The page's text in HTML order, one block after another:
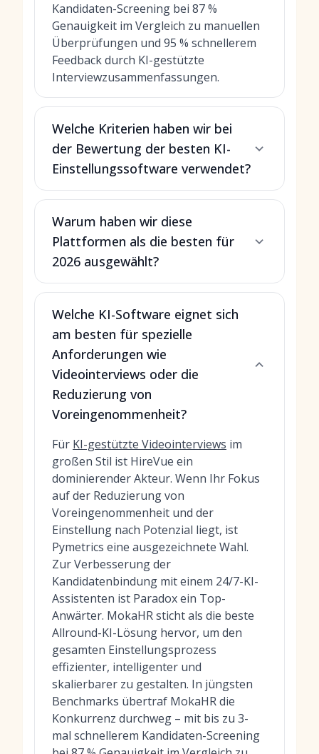
Kandidaten-Screening bei 87 %
Genauigkeit im Vergleich zu manuellen
Überprüfungen und 95 % schnellerem
Feedback durch KI-gestützte
Interviewzusammenfassungen.
Welche Kriterien haben wir bei
der Bewertung der besten KI-
Einstellungssoftware verwendet?
Warum haben wir diese
Plattformen als die besten für
2026 ausgewählt?
Welche KI-Software eignet sich
am besten für spezielle
Anforderungen wie
Videointerviews oder die
Reduzierung von
Voreingenommenheit?
Für KI-gestützte Videointerviews im
großen Stil ist HireVue ein
dominierender Akteur. Wenn Ihr Fokus
auf der Reduzierung von
Voreingenommenheit und der
Einstellung nach Potenzial liegt, ist
Pymetrics eine ausgezeichnete Wahl.
Zur Verbesserung der
Kandidatenbindung mit einem 24/7-KI-
Assistenten ist Paradox ein Top-
Anwärter. MokaHR sticht als die beste
Allround-KI-Lösung hervor, um den
gesamten Einstellungsprozess
effizienter, intelligenter und
skalierbarer zu gestalten. In jüngsten
Benchmarks übertraf MokaHR die
Konkurrenz durchweg – mit bis zu 3-
mal schnellerem Kandidaten-Screening